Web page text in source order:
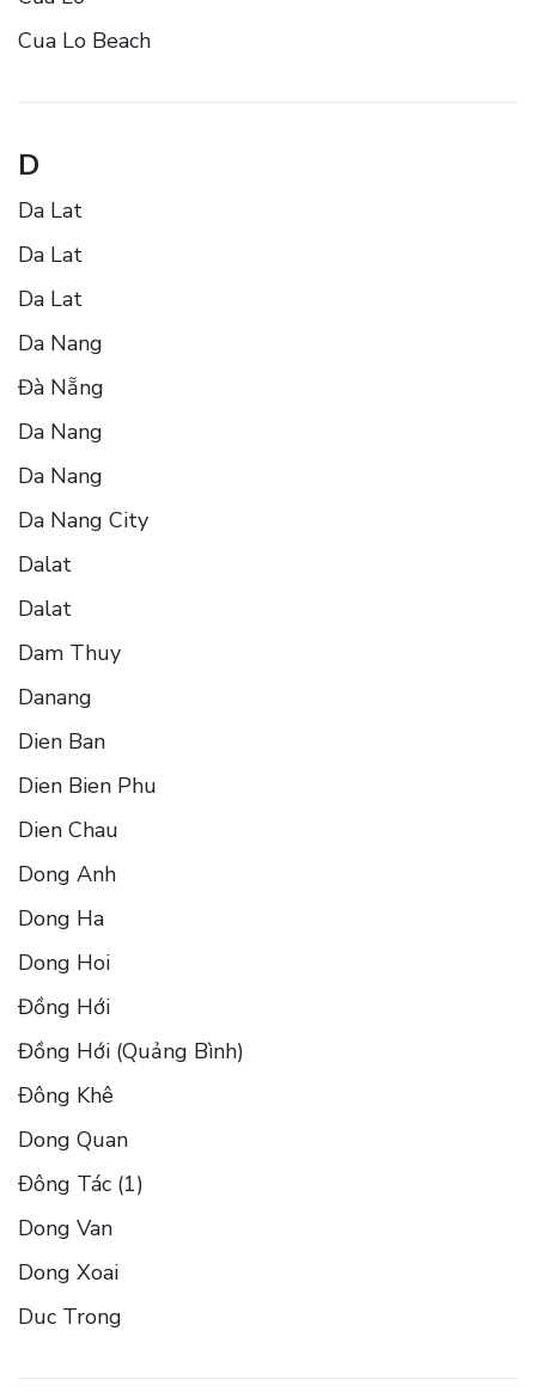
Cua Lo Beach
D
Da Lat
Da Lat
Da Lat
Da Nang
Đà Nẵng
Da Nang
Da Nang
Da Nang City
Dalat
Dalat
Dam Thuy
Danang
Dien Ban
Dien Bien Phu
Dien Chau
Dong Anh
Dong Ha
Dong Hoi
Đồng Hới
Đồng Hới (Quảng Bình)
Ðông Khê
Dong Quan
Ðông Tác (1)
Dong Van
Dong Xoai
Duc Trong